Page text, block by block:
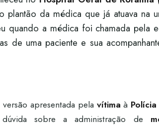
plantão da médica que já atuava na
quando a médica foi chamada pela
de uma paciente e sua
apresentada pela vítima à
sobre a administração de